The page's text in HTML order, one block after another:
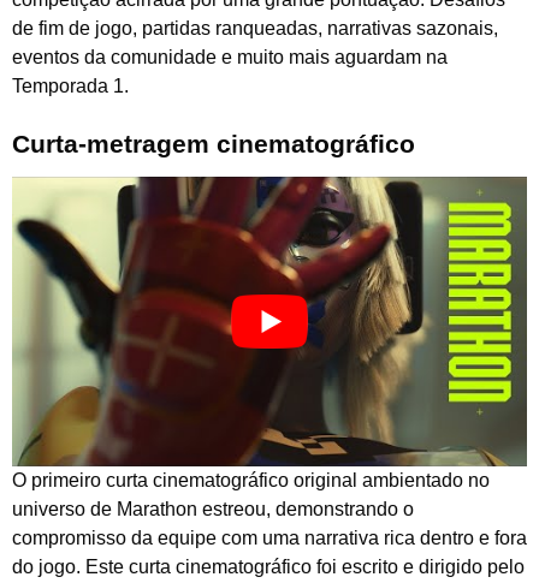
de fim de jogo, partidas ranqueadas, narrativas sazonais,
eventos da comunidade e muito mais aguardam na
Temporada 1.
Curta-metragem cinematográfico
O primeiro curta cinematográfico original ambientado no
universo de Marathon estreou, demonstrando o
compromisso da equipe com uma narrativa rica dentro e fora
do jogo. Este curta cinematográfico foi escrito e dirigido pelo